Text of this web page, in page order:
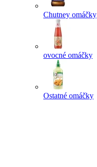
Chutney omáčky
ovocné omáčky
Ostatné omáčky